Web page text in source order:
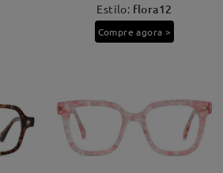
Estilo: flora12
Compre agora >